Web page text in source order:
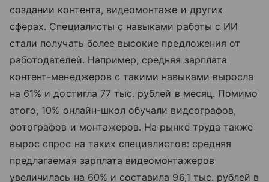
создании контента, видеомонтаже и других
сферах. Специалисты с навыками работы с ИИ
стали получать более высокие предложения от
работодателей. Например, средняя зарплата
контент-менеджеров с такими навыками выросла
на 61% и достигла 77 тыс. рублей в месяц. Помимо
этого, 10% онлайн-школ обучали видеографов,
фотографов и монтажеров. На рынке труда также
вырос спрос на таких специалистов: средняя
предлагаемая зарплата видеомонтажеров
увеличилась на 60% и составила 96,1 тыс. рублей в